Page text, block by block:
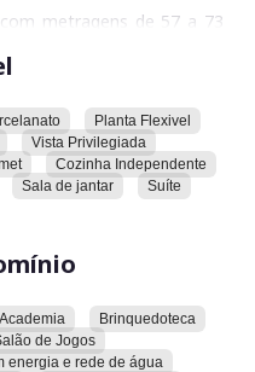
metragens de 57 a 73
no 22º andar para você e
a tranquilidade do Parque
Planta Flexivel
Vista Privilegiada
Cozinha Independente
Sala de jantar
Suíte
Academia
Brinquedoteca
de Jogos
energia e rede de água